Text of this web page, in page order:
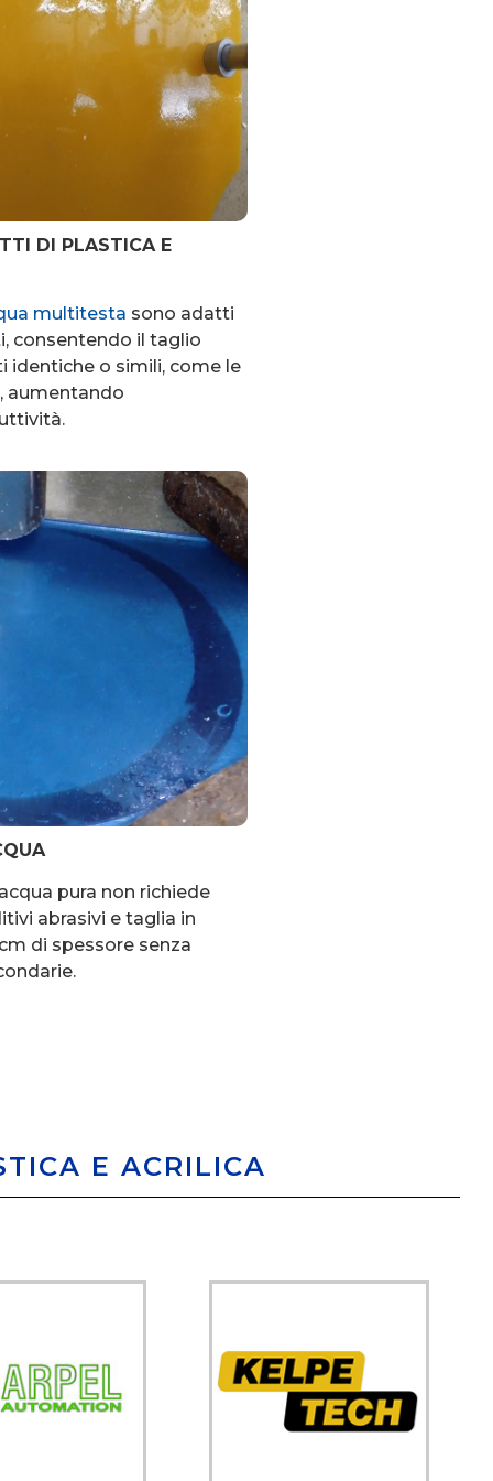
DI PLASTICA E
multitesta sono adatti
consentendo il taglio
identiche o simili, come le
aumentando
pura non richiede
abrasivi e taglia in
di spessore senza
E ACRILICA